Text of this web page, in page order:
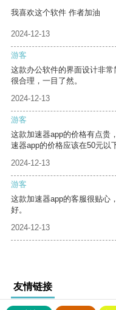
我喜欢这个软件 作者加油
2024-12-13
游客
这款办公软件的界面设计非
很合理，一目了然。
2024-12-13
游客
这款加速器app的价格有点贵
速器app的价格应该在50元以
2024-12-13
游客
这款加速器app的客服很贴心
好。
2024-12-13
友情链接